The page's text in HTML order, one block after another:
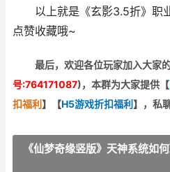
以上就是《玄影3.5折》职
点赞收藏哦~
最后，欢迎各位玩家加入大家
号:764171087)，本群为大家提供【
扣福利 】 【H5游戏折扣福利 】 ，私
《仙梦奇缘竖版》天神系统如